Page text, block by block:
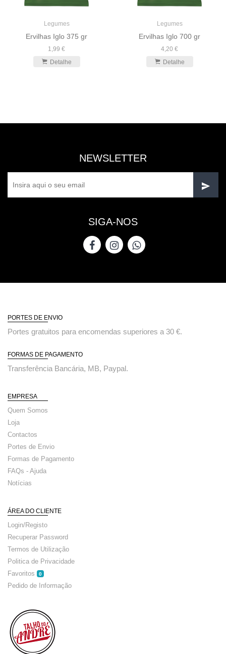
Legumes
Ervilhas Iglo 375 gr
1,99 €
Detalhe
Legumes
Ervilhas Iglo 700 gr
4,20 €
Detalhe
NEWSLETTER
SIGA-NOS
PORTES DE ENVIO
Portes gratuitos para encomendas superiores a 30 €.
FORMAS DE PAGAMENTO
Transferência Bancária, MB, Paypal.
EMPRESA
Quem Somos
Loja
Contactos
Portes de Envio
Formas de Pagamento
FAQs - Ajuda
Notícias
ÁREA DO CLIENTE
Login/Registo
Recuperar Password
Termos de Utilização
Politica de Privacidade
Favoritos
0
Pedido de Informação